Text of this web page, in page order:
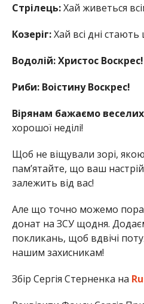
Стрілець:Хай живеться
Козеріг:Хай всі дні
Водолій: Христос Воскрес!
Риби: Воістину Воскрес!
Вірянам бажаємо
хорошої неділі!
Щоб не віщували зорі,
пам’ятайте, що ваш
залежить від вас!
Але що точно можемо
донат на ЗСУ щодня.
покликань, щоб вдвічі
нашим захисникам!
Збір Сергія Стерненка на